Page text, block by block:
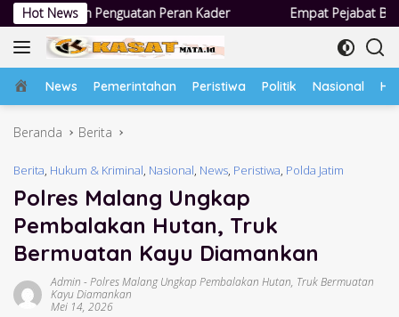
Langsung
ke
konten
Hot News
Peran Kader Empat Pejabat Baru Pemdes Semampir
Home
News Pemerintahan Peristiwa Politik Nasional
Beranda Berita
Berita, Hukum & Kriminal, Nasional, News, Peristiwa, Polda Jatim
Polres Malang Ungkap
Pembalakan Hutan, Truk
Bermuatan Kayu Diamankan
Admin -Polres Malang Ungkap Pembalakan Hutan, Truk Bermuatan
Kayu Diamankan
Mei 14, 2026